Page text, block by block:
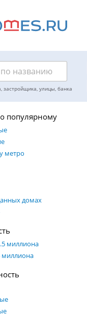
популярному
метро
домах
миллиона
миллиона